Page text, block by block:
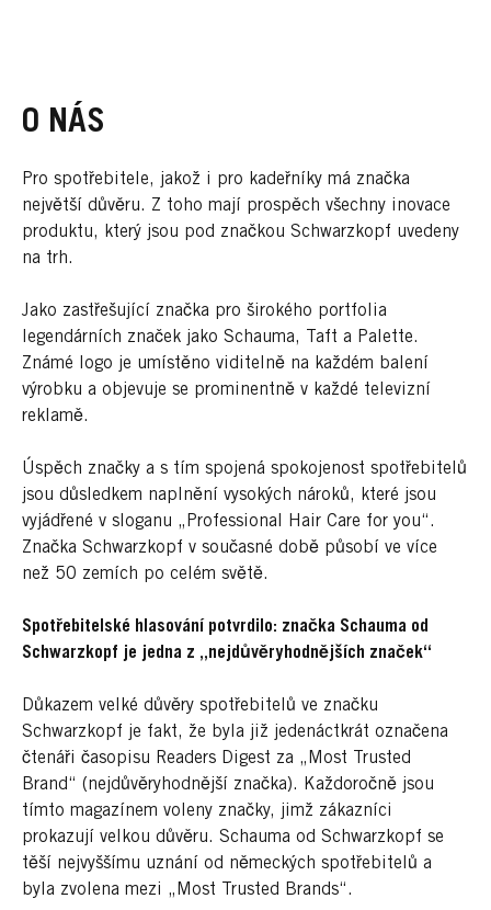
O NÁS
Pro spotřebitele, jakož i pro kadeřníky má značka
největší důvěru. Z toho mají prospěch všechny inovace
produktu, který jsou pod značkou Schwarzkopf uvedeny
na trh.
Jako zastřešující značka pro širokého portfolia
legendárních značek jako Schauma, Taft a Palette.
Známé logo je umístěno viditelně na každém balení
výrobku a objevuje se prominentně v každé televizní
reklamě.
Úspěch značky a s tím spojená spokojenost spotřebitelů
jsou důsledkem naplnění vysokých nároků, které jsou
vyjádřené v sloganu „Professional Hair Care for you“.
Značka Schwarzkopf v současné době působí ve více
než 50 zemích po celém světě.
Spotřebitelské hlasování potvrdilo: značka Schauma od
Schwarzkopf je jedna z „nejdůvěryhodnějších značek“
Důkazem velké důvěry spotřebitelů ve značku
Schwarzkopf je fakt, že byla již jedenáctkrát označena
čtenáři časopisu Readers Digest za „Most Trusted
Brand“ (nejdůvěryhodnější značka). Každoročně jsou
tímto magazínem voleny značky, jimž zákazníci
prokazují velkou důvěru. Schauma od Schwarzkopf se
těší nejvyššímu uznání od německých spotřebitelů a
byla zvolena mezi „Most Trusted Brands“.